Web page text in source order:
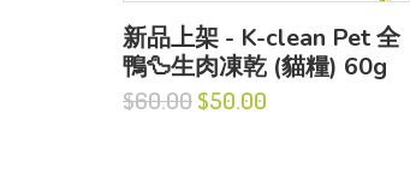
新品上架 - K-clean Pet 全
鴨🦆生肉凍乾 (貓糧) 60g
$60.00 $50.00